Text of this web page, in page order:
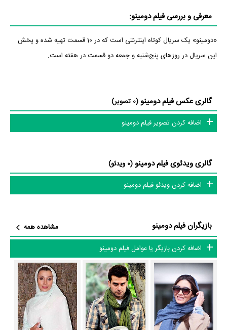
معرفی و بررسی فیلم دومینو:
«دومینو» یک سریال کوتاه اینترنتی است که در 10 قسمت تهیه شده و پخش
این سریال در روزهای پنج‌شنبه و جمعه دو قسمت در هفته است.
گالری عکس فیلم دومینو(0 تصویر)
اضافه کردن تصویر فیلم دومینو
گالری ویدئوی فیلم دومینو(0 ویدئو)
اضافه کردن ویدئو فیلم دومینو
بازیگران فیلم دومینو
مشاهده همه
اضافه کردن بازیگر یا عوامل فیلم دومینو